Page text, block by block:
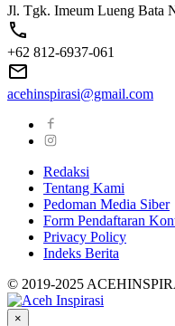
Jl. Tgk. Imeum Lueng Bata
+62 812-6937-061
acehinspirasi@gmail.com
Redaksi
Tentang Kami
Pedoman Media Siber
Form Pendaftaran
Privacy Policy
Indeks Berita
© 2019-2025
×